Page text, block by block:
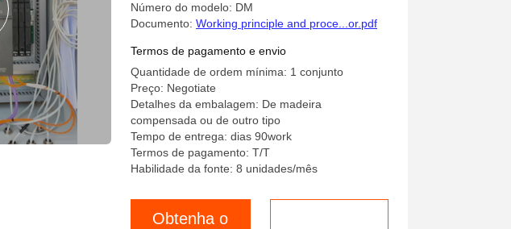
Número do modelo: DM
Documento: Working principle and proce...or.pdf
Termos de pagamento e envio
Quantidade de ordem mínima: 1 conjunto
Preço: Negotiate
Detalhes da embalagem: De madeira
compensada ou de outro tipo
Tempo de entrega: dias 90work
Termos de pagamento: T/T
Habilidade da fonte: 8 unidades/mês
Obtenha o